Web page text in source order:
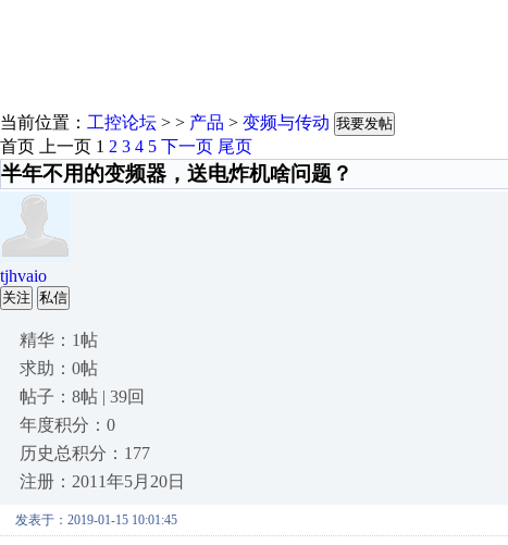
当前位置： 工控论坛 > > 产品 > 变频与传动 我要发帖
首页 上一页 1 2 3 4 5 下一页 尾页
半年不用的变频器，送电炸机啥问题？
tjhvaio
关注 私信
精华：1帖
求助：0帖
帖子：8帖 | 39回
年度积分：0
历史总积分：177
注册：2011年5月20日
发表于：2019-01-15 10:01:45